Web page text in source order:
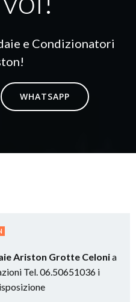
e Condizionatori
WHATSAPP
Ariston Grotte Celonia
Tel. 06.50651036 i